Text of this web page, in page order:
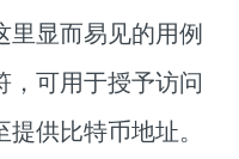
里显而易见的用例
，可用于授予访问
供比特币地址。